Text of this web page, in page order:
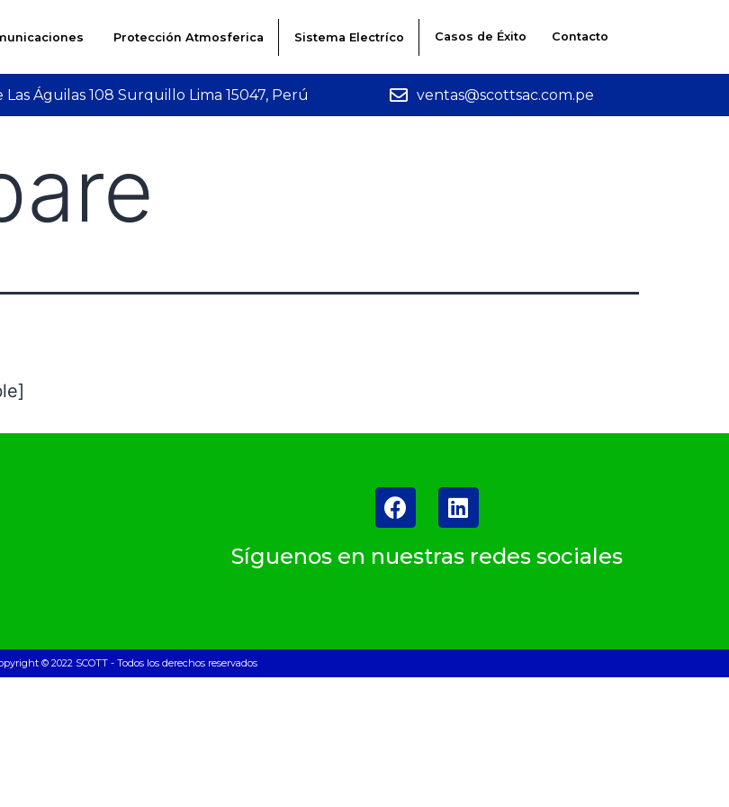
Protección Atmosferica Sistema Electríco Casos de Éxito Contacto
Las Águilas 108 Surquillo Lima 15047, Perú ventas@scottsac.com.pe
Síguenos en nuestras redes sociales
© 2022 SCOTT - Todos los derechos reservados